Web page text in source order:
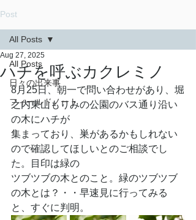
Post
All Posts
日々の出来事
フィールドノート
All Posts
ハチを呼ぶカクレミノ
Aug 27, 2025
8月25日、朝一で問い合わせがあり、堀
之内東山もりみの公園のバス通り沿い
の木にハチが
集まっており、巣があるかもしれない
ので確認してほしいとのご相談でし
た。目印は緑の
ツブツブの木とのこと。緑のツブツブ
の木とは？・・早速見に行ってみる
と、すぐに判明。